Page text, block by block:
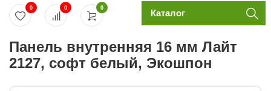
0
0 0 Каталог
Панель внутренняя 16 мм Лайт
2127, софт белый, Экошпон